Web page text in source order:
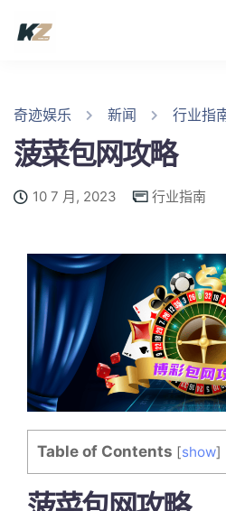
奇迹娱乐 新闻 行业指
菠菜包网攻略
10 7 月, 2023 行业指南
Table of Contents [show]